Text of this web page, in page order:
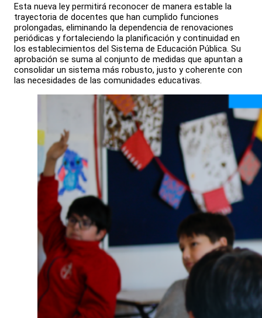
Esta nueva ley permitirá reconocer de manera estable la
trayectoria de docentes que han cumplido funciones
prolongadas, eliminando la dependencia de renovaciones
periódicas y fortaleciendo la planificación y continuidad en
los establecimientos del Sistema de Educación Pública. Su
aprobación se suma al conjunto de medidas que apuntan a
consolidar un sistema más robusto, justo y coherente con
las necesidades de las comunidades educativas.